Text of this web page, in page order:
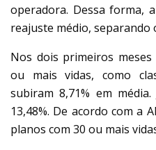
operadora. Dessa forma,
reajuste médio,
Nos dois primeiros
ou mais vidas, como
subiram 8,71% em
13,48%. De acordo com a
planos com 30 ou mais